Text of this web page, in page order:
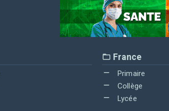
France
Primaire
Collège
Lycée